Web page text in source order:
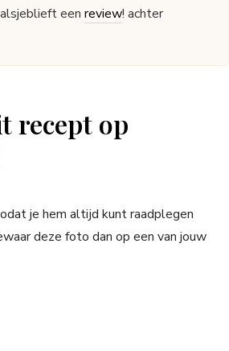
eenreview! achter
recept op
je hem altijd kunt raadplegen
deze foto dan op een van jouw